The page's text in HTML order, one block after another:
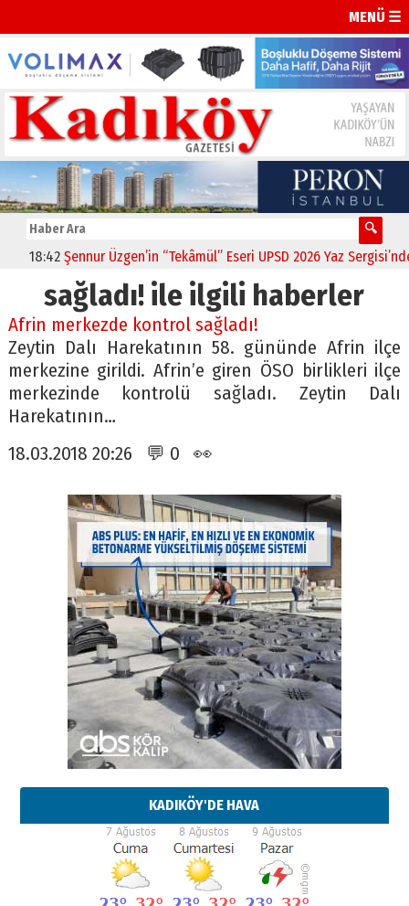
MENÜ ☰
18:42 Şennur Üzgen’in “Tekâmül” Eseri UPSD 2026 Yaz
sağladı! ile ilgili haberler
Afrin merkezde kontrol sağladı!
Zeytin Dalı Harekatının 58. gününde Afrin ilçe
merkezine girildi. Afrin’e giren ÖSO birlikleri ilçe
merkezinde kontrolü sağladı. Zeytin Dalı
Harekatının…
18.03.2018 20:26 💬 0 👀
KADIKÖY'DE HAVA